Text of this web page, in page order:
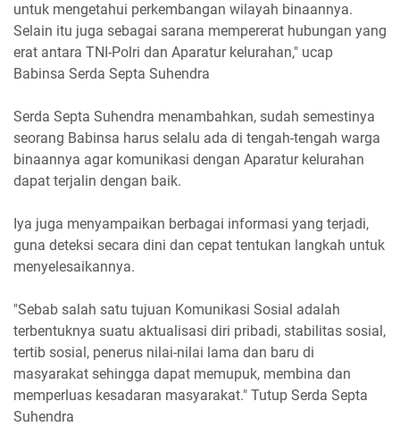
untuk mengetahui perkembangan wilayah binaannya.
Selain itu juga sebagai sarana mempererat hubungan yang
erat antara TNI-Polri dan Aparatur kelurahan," ucap
Babinsa Serda Septa Suhendra
Serda Septa Suhendra menambahkan, sudah semestinya
seorang Babinsa harus selalu ada di tengah-tengah warga
binaannya agar komunikasi dengan Aparatur kelurahan
dapat terjalin dengan baik.
Iya juga menyampaikan berbagai informasi yang terjadi,
guna deteksi secara dini dan cepat tentukan langkah untuk
menyelesaikannya.
"Sebab salah satu tujuan Komunikasi Sosial adalah
terbentuknya suatu aktualisasi diri pribadi, stabilitas sosial,
tertib sosial, penerus nilai-nilai lama dan baru di
masyarakat sehingga dapat memupuk, membina dan
memperluas kesadaran masyarakat." Tutup Serda Septa
Suhendra